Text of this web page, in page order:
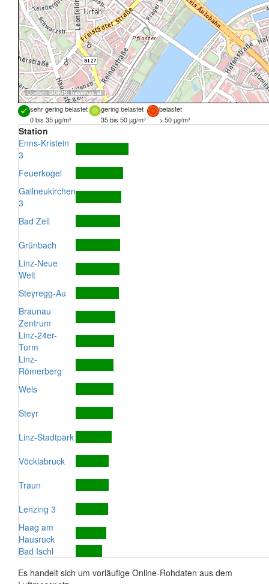
Quellen: DORIS,basemap.at
sehr gering belastet gering belastet
belastet
0 bis 35 µg/m³
35 bis 50 µg/m³ > 50 µg/m³
Station
Enns-Kristein
3
Feuerkogel
Gallneukirchen
3
Bad Zell
Grünbach
Linz-Neue
Welt
Steyregg-Au
Braunau
Zentrum
Linz-24er-
Turm
Linz-
Römerberg
Wels
Steyr
Linz-Stadtpark
Vöcklabruck
Traun
Lenzing 3
Haag am
Hausruck
Bad Ischl
Es handelt sich um vorläufige Online-Rohdaten aus dem